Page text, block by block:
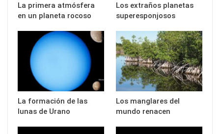
La primera atmósfera
en un planeta rocoso
Los extraños planetas
superesponjosos
La formación de las
lunas de Urano
Los manglares del
mundo renacen